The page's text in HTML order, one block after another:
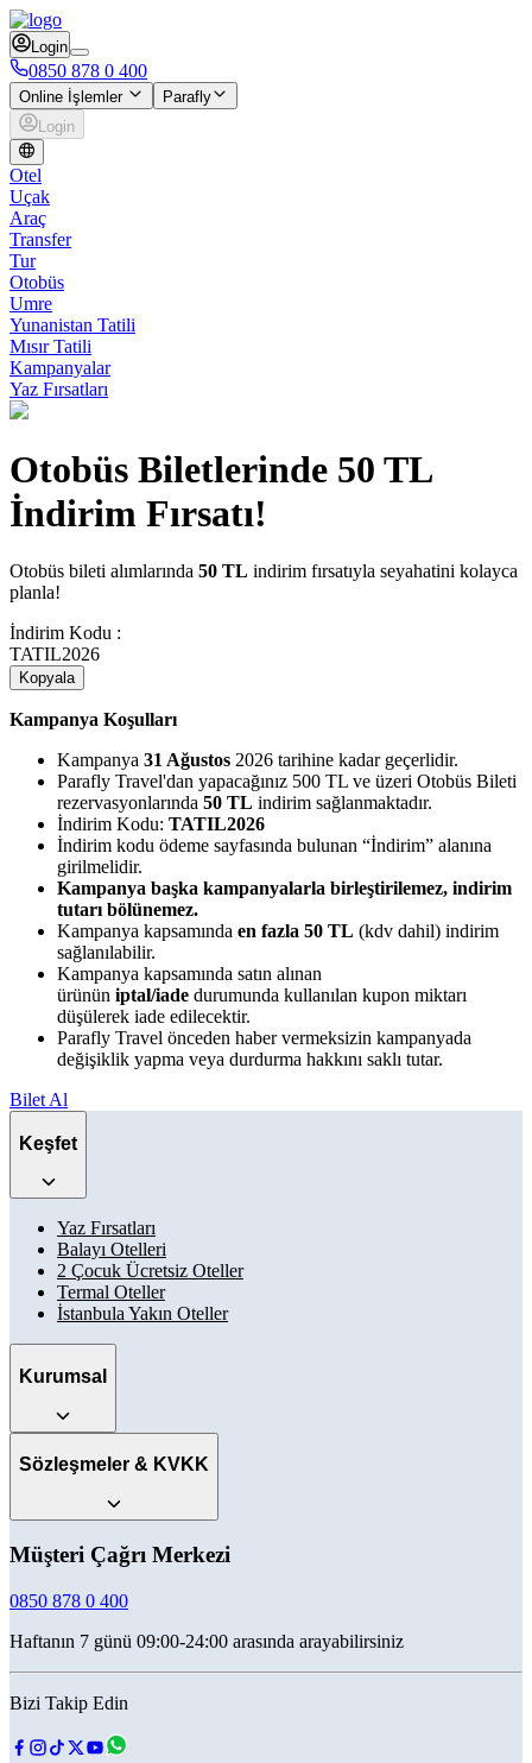
Login
0850 878 0 400
Online İşlemler
Parafly
Login
Otel
Uçak
Araç
Transfer
Tur
Otobüs
Umre
Yunanistan Tatili
Mısır Tatili
Kampanyalar
Yaz Fırsatları
Otobüs Biletlerinde 50 TL
İndirim Fırsatı!
Otobüs bileti alımlarında 50 TL indirim fırsatıyla seyahatini kolayca
planla!
İndirim Kodu :
TATIL2026
Kopyala
Kampanya Koşulları
Kampanya 31 Ağustos 2026 tarihine kadar geçerlidir.
Parafly Travel'dan yapacağınız 500 TL ve üzeri Otobüs Bileti
rezervasyonlarında 50 TL indirim sağlanmaktadır.
İndirim Kodu: TATIL2026
İndirim kodu ödeme sayfasında bulunan “İndirim” alanına
girilmelidir.
Kampanya başka kampanyalarla birleştirilemez, indirim
tutarı bölünemez.
Kampanya kapsamında en fazla 50 TL (kdv dahil) indirim
sağlanılabilir.
Kampanya kapsamında satın alınan
ürünün iptal/iade durumunda kullanılan kupon miktarı
düşülerek iade edilecektir.
Parafly Travel önceden haber vermeksizin kampanyada
değişiklik yapma veya durdurma hakkını saklı tutar.
Bilet Al
Keşfet
Yaz Fırsatları
Balayı Otelleri
2 Çocuk Ücretsiz Oteller
Termal Oteller
İstanbula Yakın Oteller
Kurumsal
Sözleşmeler & KVKK
Müşteri Çağrı Merkezi
0850 878 0 400
Haftanın 7 günü 09:00-24:00 arasında arayabilirsiniz
Bizi Takip Edin